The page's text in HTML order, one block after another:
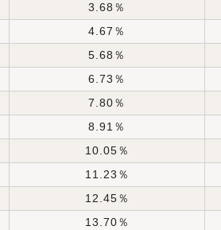
3.68％
4.67％
5.68％
6.73％
7.80％
8.91％
10.05％
11.23％
12.45％
13.70％